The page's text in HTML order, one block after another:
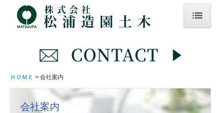
会社案内
業務案内
よくある質問
ＨＯＭＥ 会社案内
会社案内